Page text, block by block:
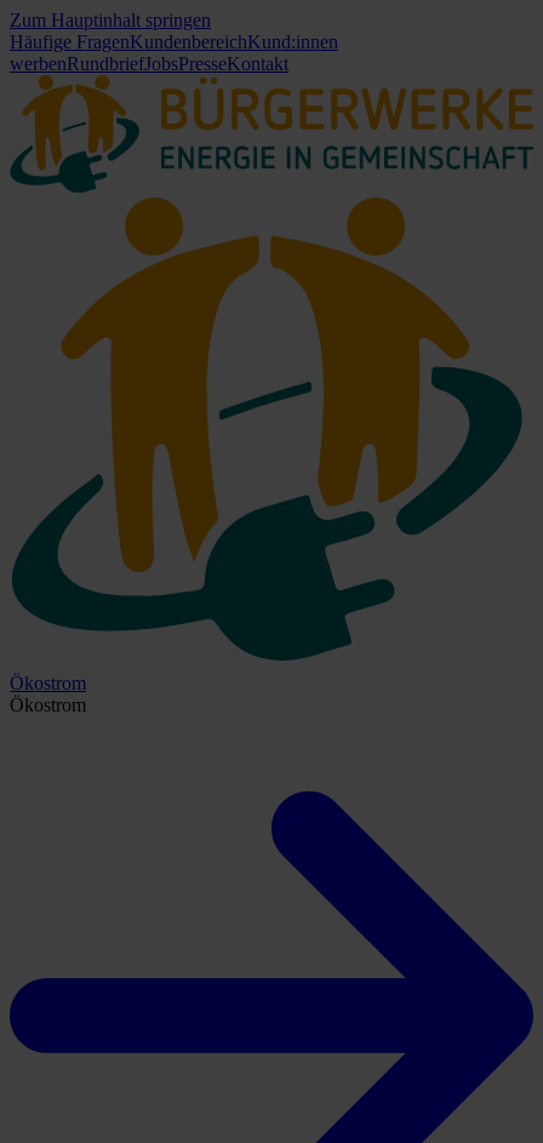
Zum Hauptinhalt springen
Häufige FragenKundenbereichKund:innen
werbenRundbriefJobsPresseKontakt
Ökostrom
Ökostrom